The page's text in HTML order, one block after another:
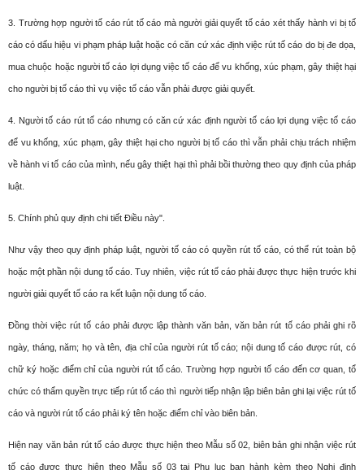
3. Trường hợp người tố cáo rút tố cáo mà người giải quyết tố cáo xét thấy hành vi bị tố
cáo có dấu hiệu vi phạm pháp luật hoặc có căn cứ xác định việc rút tố cáo do bị đe dọa,
mua chuộc hoặc người tố cáo lợi dụng việc tố cáo để vu khống, xúc phạm, gây thiệt hại
cho người bị tố cáo thì vụ việc tố cáo vẫn phải được giải quyết.
4. Người tố cáo rút tố cáo nhưng có căn cứ xác định người tố cáo lợi dụng việc tố cáo
để vu khống, xúc phạm, gây thiệt hại cho người bị tố cáo thì vẫn phải chịu trách nhiệm
về hành vi tố cáo của mình, nếu gây thiệt hại thì phải bồi thường theo quy định của pháp
luật.
5. Chính phủ quy định chi tiết Điều này".
Như vậy theo quy định pháp luật, người tố cáo có quyền rút tố cáo, có thể rút toàn bộ
hoặc một phần nội dung tố cáo. Tuy nhiên, việc rút tố cáo phải được thực hiện trước khi
người giải quyết tố cáo ra kết luận nội dung tố cáo.
Đồng thời việc rút tố cáo phải được lập thành văn bản, văn bản rút tố cáo phải ghi rõ
ngày, tháng, năm; họ và tên, địa chỉ của người rút tố cáo; nội dung tố cáo được rút, có
chữ ký hoặc điểm chỉ của người rút tố cáo. Trường hợp người tố cáo đến cơ quan, tổ
chức có thẩm quyền trực tiếp rút tố cáo thì người tiếp nhận lập biên bản ghi lại việc rút tố
cáo và người rút tố cáo phải ký tên hoặc điểm chỉ vào biên bản.
Hiện nay văn bản rút tố cáo được thực hiện theo Mẫu số 02, biên bản ghi nhận việc rút
tố cáo được thực hiện theo Mẫu số 03 tại Phụ lục ban hành kèm theo Nghị định